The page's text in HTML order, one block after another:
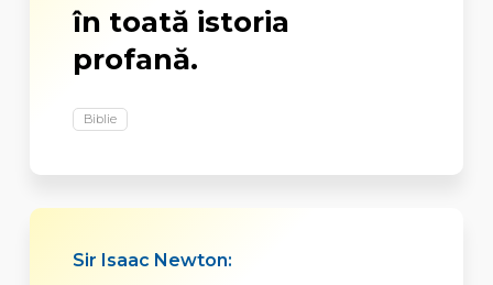
în toată istoria
profană.
Biblie
Sir Isaac Newton: